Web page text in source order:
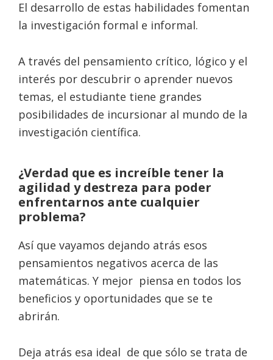
El desarrollo de estas habilidades fomentan
la investigación formal e informal.
A través del pensamiento crítico, lógico y el
interés por descubrir o aprender nuevos
temas, el estudiante tiene grandes
posibilidades de incursionar al mundo de la
investigación científica.
¿Verdad que es increíble tener la
agilidad y destreza para poder
enfrentarnos ante cualquier
problema?
Así que vayamos dejando atrás esos
pensamientos negativos acerca de las
matemáticas. Y mejor piensa en todos los
beneficios y oportunidades que se te
abrirán.
Deja atrás esa ideal de que sólo se trata de